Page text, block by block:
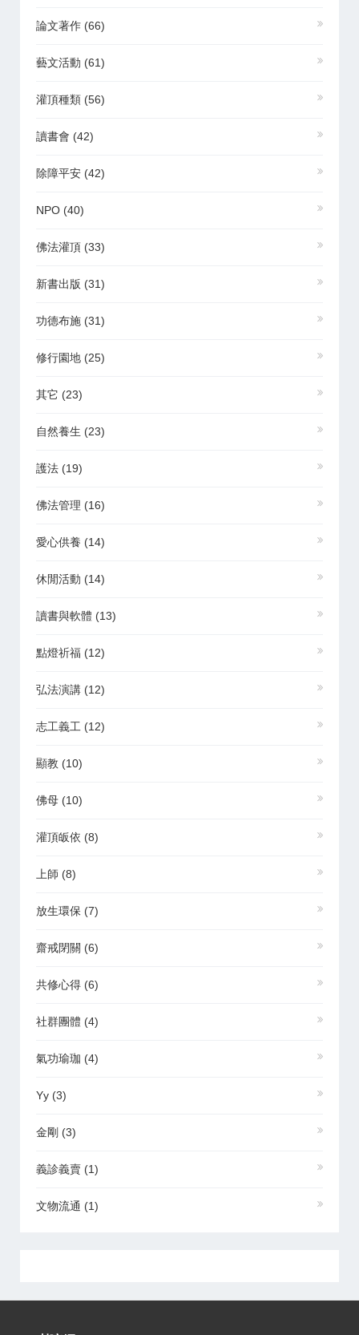
論文著作 (66)
藝文活動 (61)
灌頂種類 (56)
讀書會 (42)
除障平安 (42)
NPO (40)
佛法灌頂 (33)
新書出版 (31)
功德布施 (31)
修行園地 (25)
其它 (23)
自然養生 (23)
護法 (19)
佛法管理 (16)
愛心供養 (14)
休閒活動 (14)
讀書與軟體 (13)
點燈祈福 (12)
弘法演講 (12)
志工義工 (12)
顯教 (10)
佛母 (10)
灌頂皈依 (8)
上師 (8)
放生環保 (7)
齋戒閉關 (6)
共修心得 (6)
社群團體 (4)
氣功瑜珈 (4)
Yy (3)
金剛 (3)
義診義賣 (1)
文物流通 (1)